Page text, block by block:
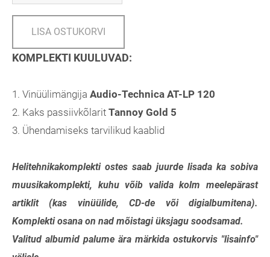
LISA OSTUKORVI
KOMPLEKTI KUULUVAD:
1. Vinüülimängija Audio-Technica AT-LP 120
2. Kaks passiivkõlarit Tannoy Gold 5
3. Ühendamiseks tarvilikud kaablid
Helitehnikakomplekti ostes saab juurde lisada ka sobiva
muusikakomplekti, kuhu võib valida kolm meelepärast
artiklit (kas vinüülide, CD-de või digialbumitena).
Komplekti osana on nad mõistagi üksjagu soodsamad.
Valitud albumid palume ära märkida ostukorvis "lisainfo"